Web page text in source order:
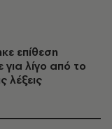
επίθεση
λίγο από το
λέξεις